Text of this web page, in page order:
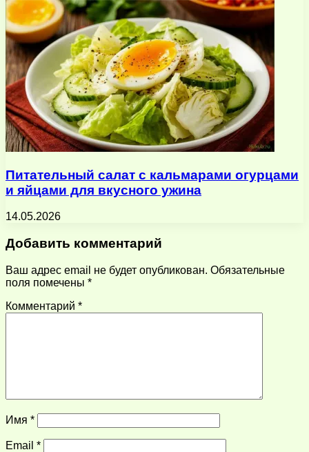
Питательный салат с кальмарами огурцами
и яйцами для вкусного ужина
14.05.2026
Добавить комментарий
Ваш адрес email не будет опубликован. Обязательные
поля помечены *
Комментарий *
Имя *
Email *